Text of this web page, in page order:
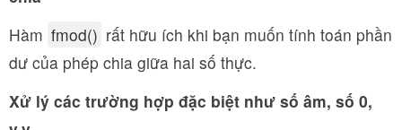
Hàm fmod() rất hữu ích khi bạn muốn tính toán phần
dư của phép chia giữa hai số thực.
Xử lý các trường hợp đặc biệt như số âm, số 0,